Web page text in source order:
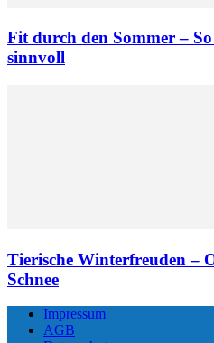
Fit durch den Sommer –
sinnvoll
Tierische Winterfreuden –
Schnee
Impressum
AGB